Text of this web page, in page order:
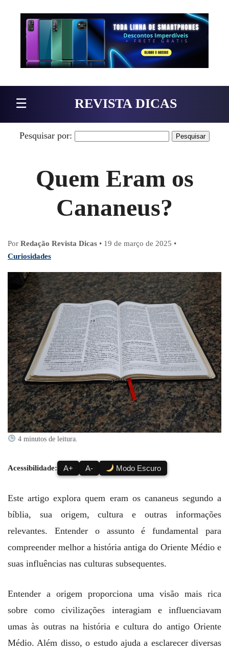
Pular para o conteúdo
☰ REVISTA DICAS
Pesquisar por:
Quem Eram os
Cananeus?
Por Redação Revista Dicas • 19 de março de 2025 •
Curiosidades
4 minutos de leitura.
Acessibilidade: A+ A- Modo Escuro
Este artigo explora quem eram os cananeus segundo a
bíblia, sua origem, cultura e outras informações
relevantes. Entender o assunto é fundamental para
compreender melhor a história antiga do Oriente Médio e
suas influências nas culturas subsequentes.
Entender a origem proporciona uma visão mais rica
sobre como civilizações interagiam e influenciavam
umas às outras na história e cultura do antigo Oriente
Médio. Além disso, o estudo ajuda a esclarecer diversas